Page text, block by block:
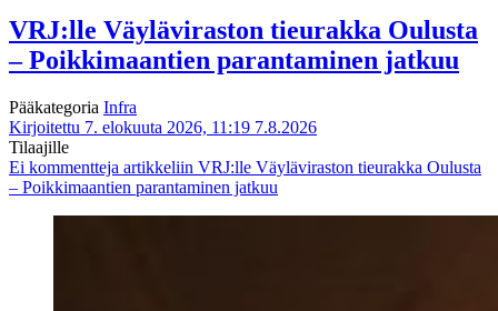
VRJ:lle Väyläviraston tieurakka Oulusta
– Poikkimaantien parantaminen jatkuu
Pääkategoria Infra
Kirjoitettu 7. elokuuta 2026, 11:19 7.8.2026
Tilaajille
Ei kommentteja artikkeliin VRJ:lle Väyläviraston tieurakka Oulusta
– Poikkimaantien parantaminen jatkuu